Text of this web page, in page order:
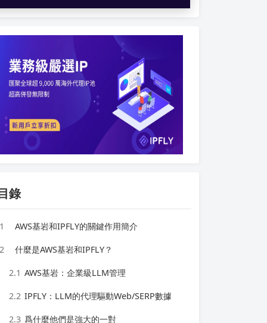
錄
1 AWS基岩和IPFLY的關鍵作用簡介
2 什麼是AWS基岩和IPFLY？
2.1 AWS基岩：企業級LLM管理
2.2 IPFLY：LLM的代理驅動Web/SERP數據
2.3 爲什麼他們是強大的一對